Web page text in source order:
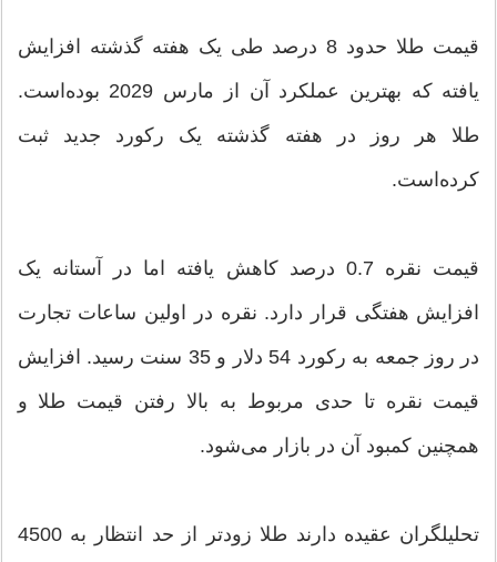
قیمت طلا حدود 8 درصد طی یک هفته گذشته افزایش
یافته که بهترین عملکرد آن از مارس 2029 بوده‌است.
طلا هر روز در هفته گذشته یک رکورد جدید ثبت
کرده‌است.
قیمت نقره 0.7 درصد کاهش یافته اما در آستانه یک
افزایش هفتگی قرار دارد. نقره در اولین ساعات تجارت
در روز جمعه به رکورد 54 دلار و 35 سنت رسید. افزایش
قیمت نقره تا حدی مربوط به بالا رفتن قیمت طلا و
همچنین کمبود آن در بازار می‌شود.
تحلیلگران عقیده دارند طلا زودتر از حد انتظار به 4500